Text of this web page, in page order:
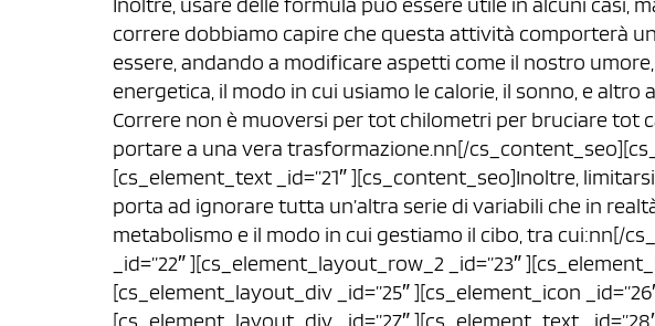
correre dobbiamo capire che questa attività comporterà
essere, andando a modificare aspetti come il nostro
energetica, il modo in cui usiamo le calorie, il sonno, e altro
Correre non è muoversi per tot chilometri per bruciare tot
portare a una vera trasformazione.nn[/
[cs_element_text _id=”21″ ][cs_content_seo]Inoltre,
porta ad ignorare tutta un’altra serie di variabili che in
metabolismo e il modo in cui gestiamo il cibo, tra cui:nn[/
_id=”22″ ][cs_element_layout_row_2 _id=”23″
[cs_element_layout_div _id=”25″ ][cs_element_icon
[cs_element_layout_div _id=”27″ ][cs_element_text